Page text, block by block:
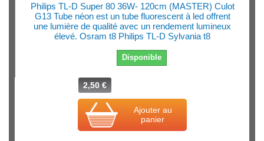
Philips TL-D Super 80 36W- 120cm (MASTER) Culot
G13 Tube néon est un tube fluorescent à led offrent
une lumière de qualité avec un rendement lumineux
élevé. Osram t8 Philips TL-D Sylvania t8
Disponible
2,50 €
Ajouter au
panier